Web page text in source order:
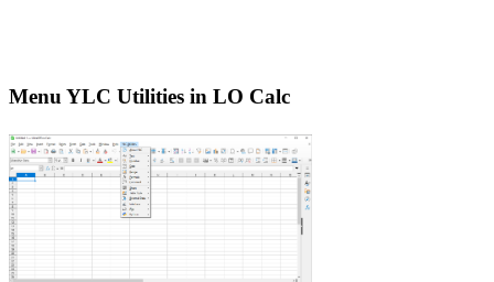
Menu YLC Utilities in LO Calc